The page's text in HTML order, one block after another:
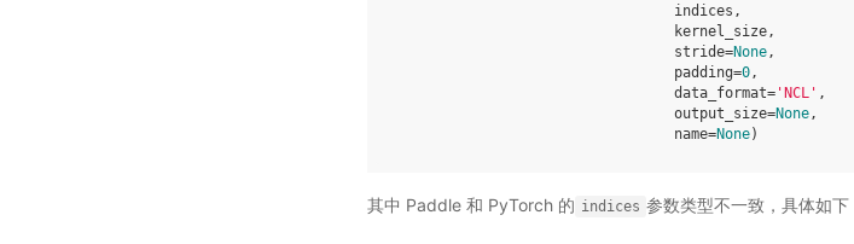
indices ,
kernel_size,
stride=None,
padding=0,
data_format= 'NCL' ,
output_size=None,
name=None)
其中 Paddle 和 PyTorch 的 indices 参数类型不一致，具体如下